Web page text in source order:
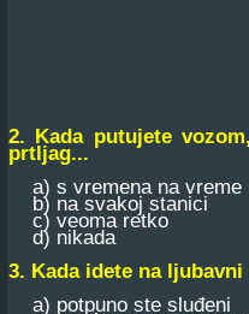
2. Kada putujete
prtljag...
a) s vremena na vreme
b) na svakoj stanici
c) veoma retko
d) nikada
3. Kada idete na ljubavni
a) potpuno ste sluđeni